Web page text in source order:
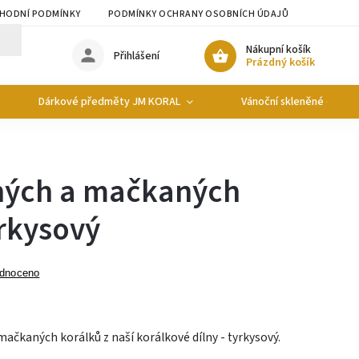
PODMÍNKY PODMÍNKY OCHRANY OSOBNÍCH ÚDAJŮ
Nákupní košík
Prázdný košík
Přihlášení
Dárkové předměty JM KORAL Vánoční skleněné
a mačkaných
korálků z naší korálkové dílny - tyrkysový.